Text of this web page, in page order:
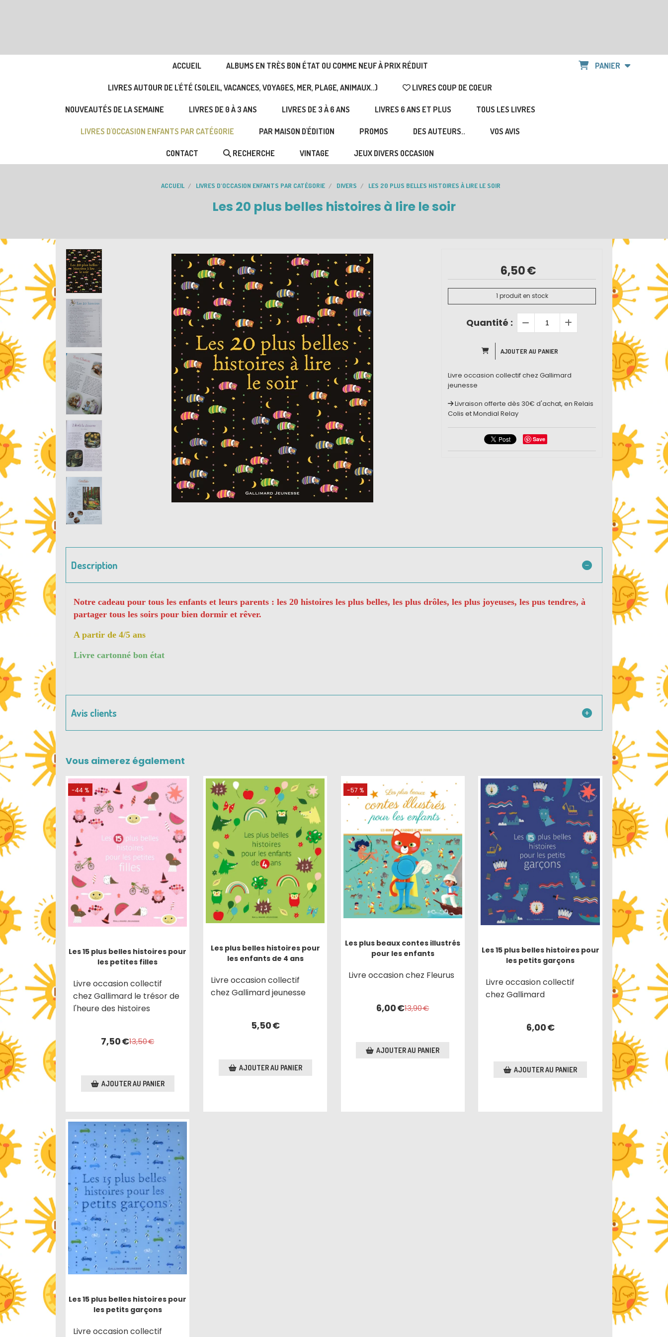
ACCUEIL ALBUMS EN TRÈS BON ÉTAT OU COMME NEUF À PRIX RÉDUIT
LIVRES AUTOUR DE L'ÉTÉ (SOLEIL, VACANCES, VOYAGES, MER, PLAGE, ANIMAUX..) LIVRES COUP DE COEUR
NOUVEAUTÉS DE LA SEMAINE LIVRES DE 0 À 3 ANS LIVRES DE 3 À 6 ANS LIVRES 6 ANS ET PLUS TOUS LES LIVRES
LIVRES D'OCCASION ENFANTS PAR CATÉGORIE PAR MAISON D'ÉDITION PROMOS DES AUTEURS.. VOS AVIS
CONTACT RECHERCHE VINTAGE JEUX DIVERS OCCASION
PANIER
ACCUEIL LIVRES D'OCCASION ENFANTS PAR CATÉGORIE DIVERS LES 20 PLUS BELLES HISTOIRES À LIRE LE SOIR
Les 20 plus belles histoires à lire le soir
6,50€
1 produit en stock
Quantité :
AJOUTER AU PANIER
Livre occasion collectif chez Gallimard
jeunesse
Livraison offerte dès 30€ d'achat, en Relais
Colis et Mondial Relay
Save
Description
Notre cadeau pour tous les enfants et leurs parents : les 20 histoires les plus belles, les plus drôles, les plus joyeuses, les pus tendres, à
partager tous les soirs pour bien dormir et rêver.
A partir de 4/5 ans
Livre cartonné bon état
Avis clients
Vous aimerez également
-44 %
Les 15 plus belles histoires pour
les petites filles
Livre occasion collectif
chez Gallimard le trésor de
l'heure des histoires
7,50€13,50€
AJOUTER AU PANIER
Les plus belles histoires pour
les enfants de 4 ans
Livre occasion collectif
chez Gallimard jeunesse
5,50€
AJOUTER AU PANIER
-57 %
Les plus beaux contes illustrés
pour les enfants
Livre occasion chez Fleurus
6,00€13,90€
AJOUTER AU PANIER
Les 15 plus belles histoires pour
les petits garçons
Livre occasion collectif
chez Gallimard
6,00€
AJOUTER AU PANIER
Les 15 plus belles histoires pour
les petits garçons
Livre occasion collectif